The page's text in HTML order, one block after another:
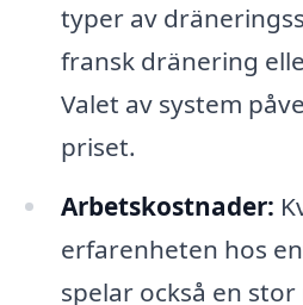
typer av
fransk dränering
Valet av system
priset.
Arbetskostnader:
erfarenheten hos
spelar också en